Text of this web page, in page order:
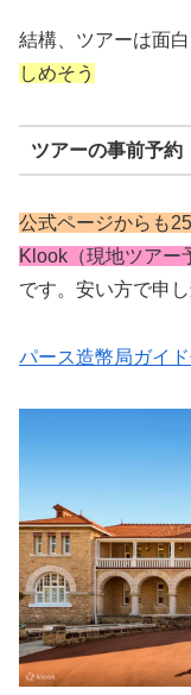
結構、ツアーは面
しめそう
ツアーの事前予約
公式ページからも
Klook（現地ツアー
です。安い方で申
パース造幣局ガイ